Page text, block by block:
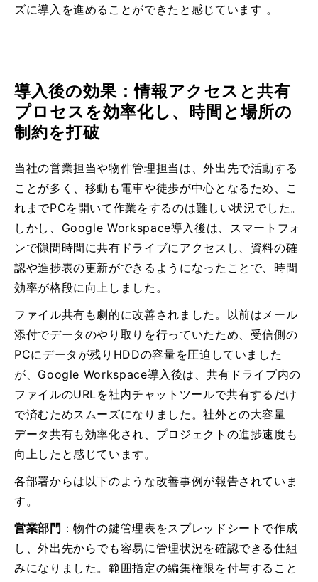
ズに導入を進めることができたと感じています 。
導入後の効果：情報アクセスと共有
プロセスを効率化し、時間と場所の
制約を打破
当社の営業担当や物件管理担当は、外出先で活動する
ことが多く、移動も電車や徒歩が中心となるため、こ
れまでPCを開いて作業をするのは難しい状況でした。
しかし、Google Workspace導入後は、スマートフォ
ンで隙間時間に共有ドライブにアクセスし、資料の確
認や進捗表の更新ができるようになったことで、時間
効率が格段に向上しました。
ファイル共有も劇的に改善されました。以前はメール
添付でデータのやり取りを行っていたため、受信側の
PCにデータが残りHDDの容量を圧迫していました
が、Google Workspace導入後は、共有ドライブ内の
ファイルのURLを社内チャットツールで共有するだけ
で済むためスムーズになりました。社外との大容量
データ共有も効率化され、プロジェクトの進捗速度も
向上したと感じています。
各部署からは以下のような改善事例が報告されていま
す。
営業部門 ：物件の鍵管理表をスプレッドシートで作成
し、外出先からでも容易に管理状況を確認できる仕組
みになりました。範囲指定の編集権限を付与すること